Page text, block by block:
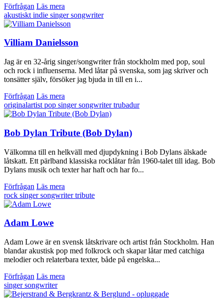
Förfrågan Läs mera
akustiskt indie singer songwriter
Villiam Danielsson
Jag är en 32-årig singer/songwriter från stockholm med pop, soul
och rock i influenserna. Med låtar på svenska, som jag skriver och
tonsätter själv, försöker jag bjuda in till en i...
Förfrågan Läs mera
originalartist pop singer songwritertrubadur
Bob Dylan Tribute (Bob Dylan)
Välkomna till en helkväll med djupdykning i Bob Dylans älskade
låtskatt. Ett pärlband klassiska rocklåtar från 1960-talet till idag. Bob
Dylans musik och texter har haft och har fo...
Förfrågan Läs mera
rock singer songwritertribute
Adam Lowe
Adam Lowe är en svensk låtskrivare och artist från Stockholm. Han
blandar akustisk pop med folkrock och skapar låtar med catchiga
melodier och relaterbara texter, både på engelska...
Förfrågan Läs mera
singer songwriter